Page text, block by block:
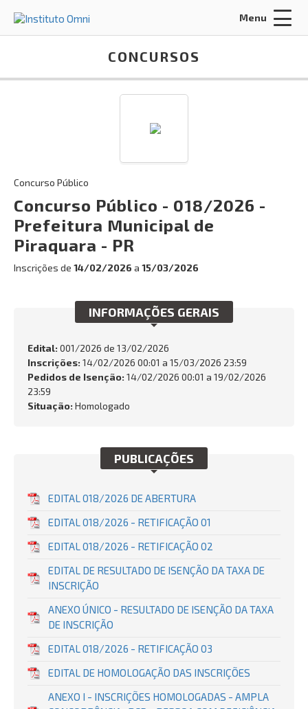
ENTRAR
Esqueci a minha senha
INÍCIO
BUSCAR
Menu
CONCURSOS
Concurso Público
Concurso Público - 018/2026 -
Prefeitura Municipal de
Piraquara - PR
Inscrições de 14/02/2026 a 15/03/2026
INFORMAÇÕES GERAIS
Edital: 001/2026 de 13/02/2026
Inscrições: 14/02/2026 00:01 a 15/03/2026 23:59
Pedidos de Isenção: 14/02/2026 00:01 a 19/02/2026
23:59
Situação: Homologado
PUBLICAÇÕES
EDITAL 018/2026 DE ABERTURA
EDITAL 018/2026 - RETIFICAÇÃO 01
EDITAL 018/2026 - RETIFICAÇÃO 02
EDITAL DE RESULTADO DE ISENÇÃO DA TAXA DE
INSCRIÇÃO
ANEXO ÚNICO - RESULTADO DE ISENÇÃO DA TAXA
DE INSCRIÇÃO
EDITAL 018/2026 - RETIFICAÇÃO 03
EDITAL DE HOMOLOGAÇÃO DAS INSCRIÇÕES
ANEXO I - INSCRIÇÕES HOMOLOGADAS - AMPLA